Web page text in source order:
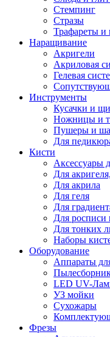
Стемпинг
Стразы
Трафареты и
Наращивание
Акригели
Акриловая
Гелевая
Инструменты
Кусачки и
Ножницы и
Пушеры и
Для
Кисти
Аксессуары
Для
Для акрила
Для геля
Для
Для росписи
Для тонких
Наборы
Оборудование
Аппараты
LED UV-
УЗ мойки
Сухожары
Фрезы